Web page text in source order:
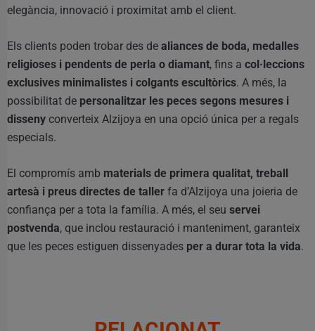
elegància, innovació i proximitat amb el client.
Els clients poden trobar des de aliances de boda, medalles
religioses i pendents de perla o diamant, fins a col·leccions
exclusives minimalistes i colgants escultòrics. A més, la
possibilitat de personalitzar les peces segons mesures i
disseny converteix Alzijoya en una opció única per a regals
especials.
El compromís amb materials de primera qualitat, treball
artesà i preus directes de taller fa d’Alzijoya una joieria de
confiança per a tota la família. A més, el seu servei
postvenda, que inclou restauració i manteniment, garanteix
que les peces estiguen dissenyades per a durar tota la vida.